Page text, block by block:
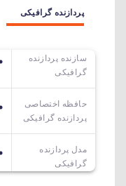
پردازنده گرافیکی
سازنده پردازنده
گرافیکی
حافظه اختصاصی
پردازنده گرافیکی
مدل پردازنده
گرافیکی